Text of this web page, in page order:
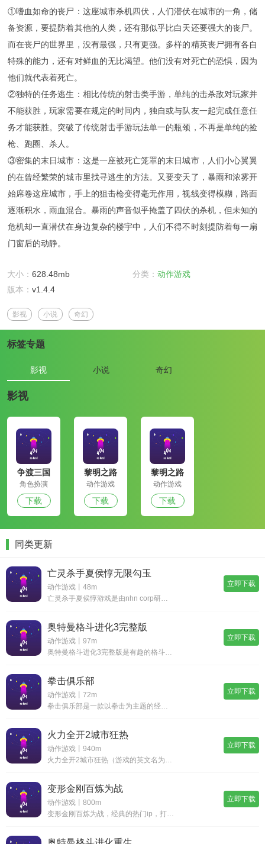
①嗜血如命的丧尸：这座城市杀机四伏，人们潜伏在城市的一角，储
备资源，要提防着其他的人类，还有那似乎比白天还要强大的丧尸。
而在丧尸的世界里，没有最强，只有更强。多样的精英丧尸拥有各自
特殊的能力，还有对鲜血的无比渴望。他们没有对死亡的恐惧，因为
他们就代表着死亡。
②独特的任务逃生：相比传统的射击类手游，单纯的击杀敌对玩家并
不能获胜，玩家需要在规定的时间内，独自或与队友一起完成任意任
务才能获胜。突破了传统射击手游玩法单一的瓶颈，不再是单纯的捡
枪、跑圈、杀人。
③密集的末日城市：这是一座被死亡笼罩的末日城市，人们小心翼翼
的在曾经繁荣的城市里找寻逃生的方法。又要变天了，暴雨和浓雾开
始席卷这座城市，手上的狙击枪变得毫无作用，视线变得模糊，路面
逐渐积水，雨血混合。暴雨的声音似乎掩盖了四伏的杀机，但未知的
危机却一直潜伏在身边复杂的楼宇中，人们不得不时刻提防着每一扇
门窗后的动静。
大小： 628.48mb 分类： 动作游戏
版本： v1.4.4
影视 小说 奇幻
标签专题
影视 小说 奇幻
影视
争渡三国
角色扮演
下载
黎明之路
动作游戏
下载
黎明之路
动作游戏
下载
同类更新
亡灵杀手夏侯惇无限勾玉
动作游戏丨48m
立即下载
奥特曼格斗进化3完整版
动作游戏丨97m
立即下载
拳击俱乐部
动作游戏丨72m
立即下载
火力全开2城市狂热
动作游戏丨940m
立即下载
变形金刚百炼为战
动作游戏丨800m
立即下载